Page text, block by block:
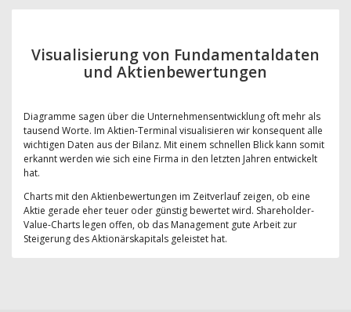
Visualisierung von Fundamentaldaten
und Aktienbewertungen
Diagramme sagen über die Unternehmensentwicklung oft mehr als
tausend Worte. Im Aktien-Terminal visualisieren wir konsequent alle
wichtigen Daten aus der Bilanz. Mit einem schnellen Blick kann somit
erkannt werden wie sich eine Firma in den letzten Jahren entwickelt
hat.
Charts mit den Aktienbewertungen im Zeitverlauf zeigen, ob eine
Aktie gerade eher teuer oder günstig bewertet wird. Shareholder-
Value-Charts legen offen, ob das Management gute Arbeit zur
Steigerung des Aktionärskapitals geleistet hat.